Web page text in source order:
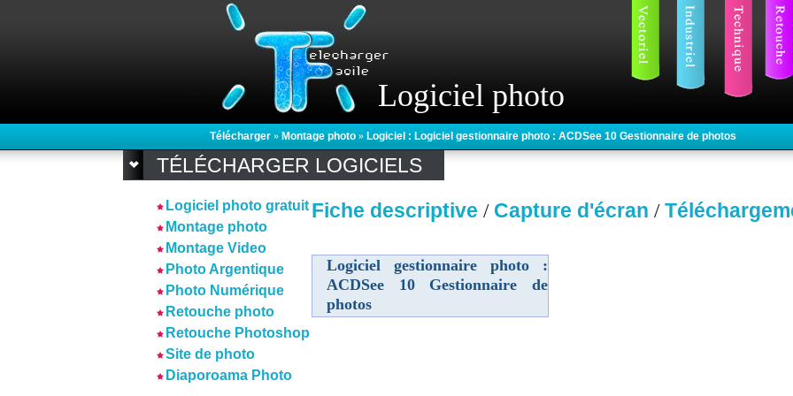
Logiciel photo
Télécharger » Montage photo » Logiciel : Logiciel gestionnaire photo : ACDSee 10 Gestionnaire de photos
TÉLÉCHARGER LOGICIELS
Logiciel photo gratuit
Montage photo
Montage Video
Photo Argentique
Photo Numérique
Retouche photo
Retouche Photoshop
Site de photo
Diaporoama Photo
Fiche descriptive / Capture d'écran /
Logiciel gestionnaire photo :
ACDSee 10 Gestionnaire de
photos